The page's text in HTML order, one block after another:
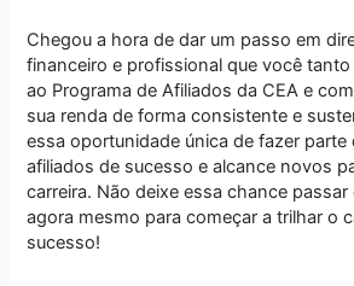
Chegou a hora de dar um passo em
financeiro e profissional que você
ao Programa de Afiliados da CEA e
sua renda de forma consistente e
essa oportunidade única de fazer parte
afiliados de sucesso e alcance novos
carreira. Não deixe essa chance
agora mesmo para começar a trilhar o
sucesso!